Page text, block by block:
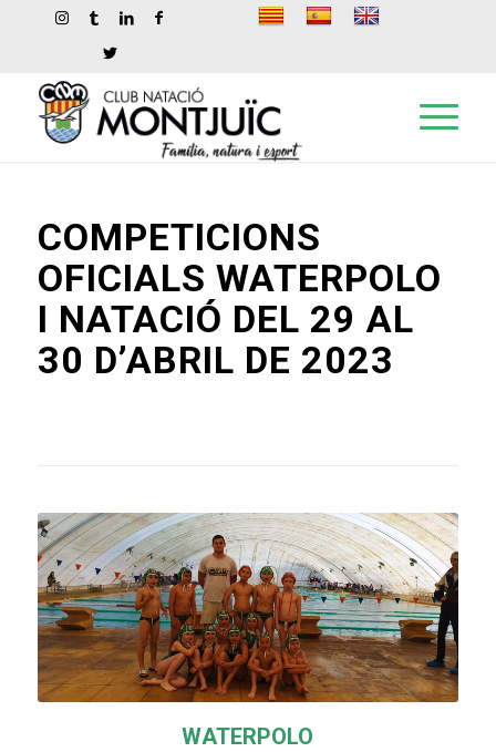
COMPETICIONS
OFICIALS WATERPOLO
I NATACIÓ DEL 29 AL
30 D’ABRIL DE 2023
WATERPOLO